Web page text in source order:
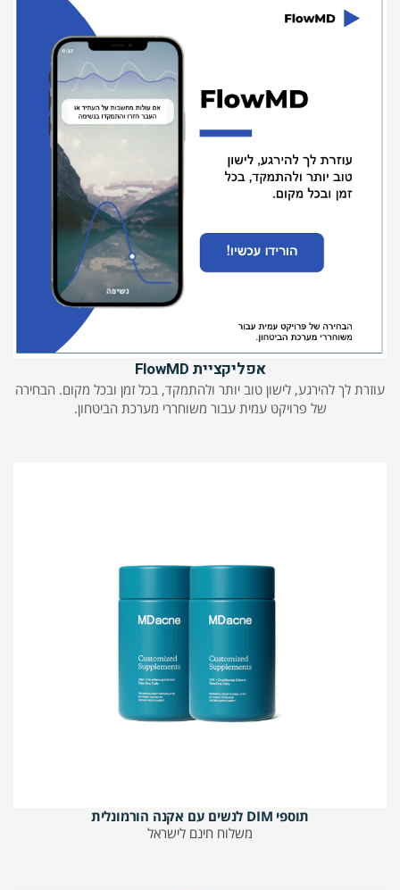
אפליקציית FlowMD
עוזרת לך להירגע, לישון טוב יותר ולהתמקד, בכל זמן ובכל מקום. הבחירה
של פרויקט עמית עבור משוחררי מערכת הביטחון.
תוספי DIM לנשים עם אקנה הורמונלית
משלוח חינם לישראל